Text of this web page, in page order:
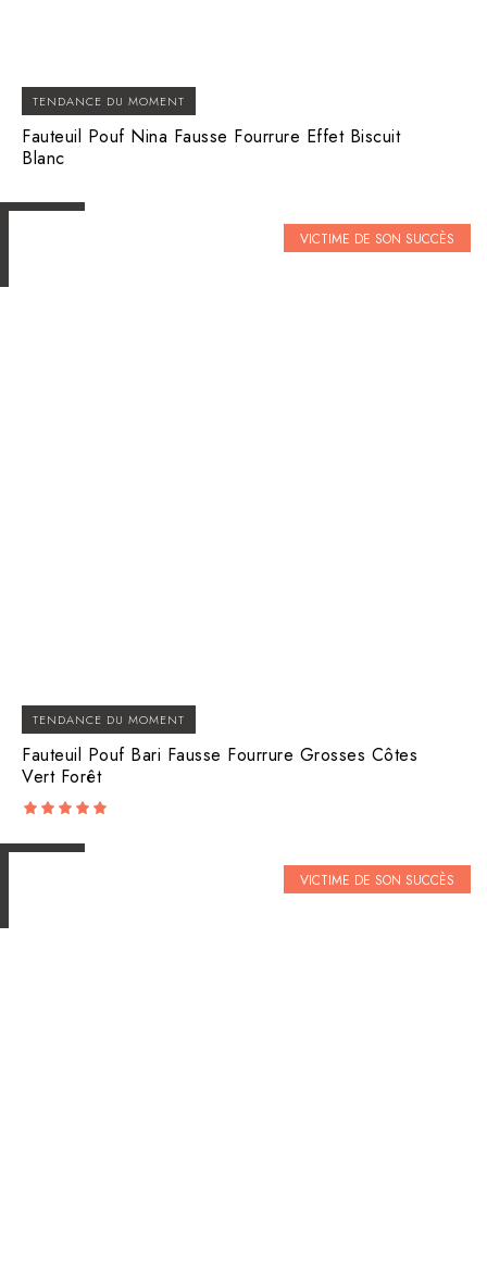
TENDANCE DU MOMENT
Fauteuil Pouf Nina Fausse Fourrure Effet Biscuit
Blanc
TENDANCE DU MOMENT
Fauteuil Pouf Bari Fausse Fourrure Grosses Côtes
Vert Forêt
out of 5
VICTIME DE SON SUCCÈS
VICTIME DE SON SUCCÈS